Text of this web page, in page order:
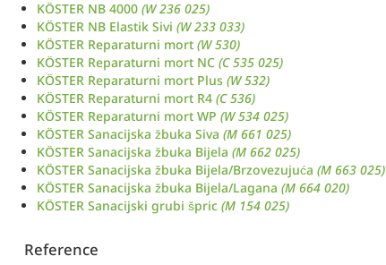
KÖSTER NB 4000 (W 236 025)
KÖSTER NB Elastik Sivi (W 233 033)
KÖSTER Reparaturni mort (W 530)
KÖSTER Reparaturni mort NC (C 535 025)
KÖSTER Reparaturni mort Plus (W 532)
KÖSTER Reparaturni mort R4 (C 536)
KÖSTER Reparaturni mort WP (W 534 025)
KÖSTER Sanacijska žbuka Siva (M 661 025)
KÖSTER Sanacijska žbuka Bijela (M 662 025)
KÖSTER Sanacijska žbuka Bijela/Brzovezujuća (M 663 025)
KÖSTER Sanacijska žbuka Bijela/Lagana (M 664 020)
KÖSTER Sanacijski grubi špric (M 154 025)
Reference